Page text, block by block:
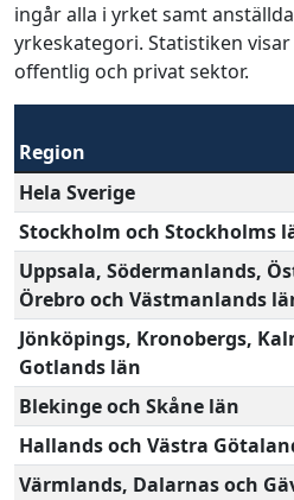
ingår alla i yrket samt
yrkeskategori. Statistiken
offentlig och privat sektor.
Region
Hela Sverige
Stockholm och Stockholms
Uppsala, Södermanlands,
Örebro och Västmanlands
Jönköpings, Kronobergs,
Gotlands län
Blekinge och Skåne län
Hallands och Västra
Värmlands, Dalarnas och